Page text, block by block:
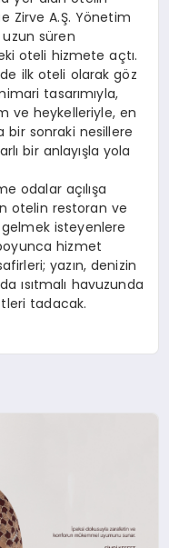
Zirve A.Ş. Yönetim
uzun süren
oteli hizmete açtı.
ilk oteli olarak göz
tasarımıyla,
ve heykelleriyle, en
bir sonraki nesillere
bir anlayışla yola
odalar açılışa
otelin restoran ve
gelmek isteyenlere
hizmet
yazın, denizin
ısıtmalı havuzunda
tadacak.